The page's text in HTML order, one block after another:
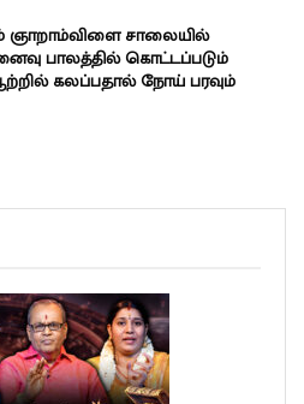
ஞாறாம்விளை சாலையில்
பாலத்தில் கொட்டப்படும்
கலப்பதால் நோய் பரவும்